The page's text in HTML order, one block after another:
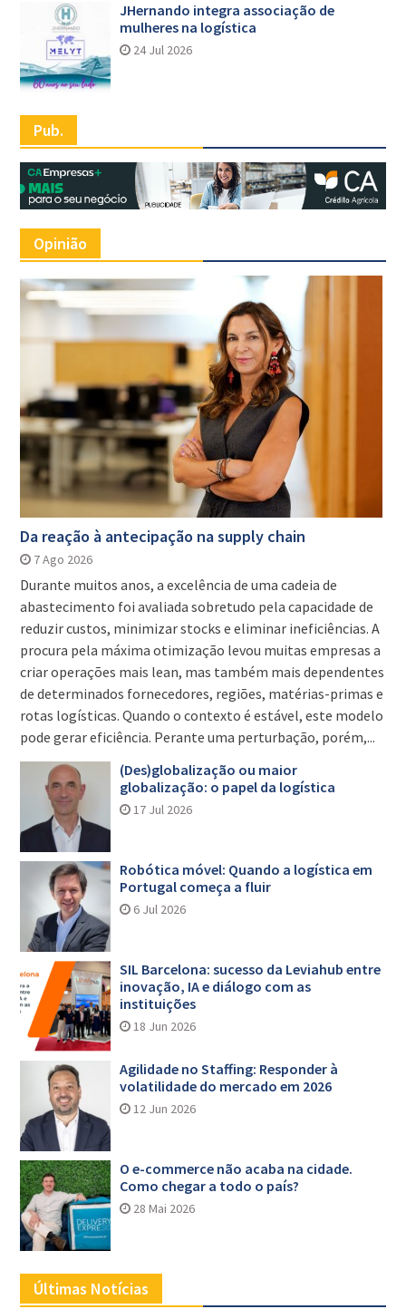
JHernando integra associação de
mulheres na logística
24 Jul 2026
Pub.
Opinião
Da reação à antecipação na supply chain
7 Ago 2026
Durante muitos anos, a excelência de uma cadeia de
abastecimento foi avaliada sobretudo pela capacidade de
reduzir custos, minimizar stocks e eliminar ineficiências. A
procura pela máxima otimização levou muitas empresas a
criar operações mais lean, mas também mais dependentes
de determinados fornecedores, regiões, matérias-primas e
rotas logísticas. Quando o contexto é estável, este modelo
pode gerar eficiência. Perante uma perturbação, porém,...
(Des)globalização ou maior
globalização: o papel da logística
17 Jul 2026
Robótica móvel: Quando a logística em
Portugal começa a fluir
6 Jul 2026
SIL Barcelona: sucesso da Leviahub entre
inovação, IA e diálogo com as
instituições
18 Jun 2026
Agilidade no Staffing: Responder à
volatilidade do mercado em 2026
12 Jun 2026
O e-commerce não acaba na cidade.
Como chegar a todo o país?
28 Mai 2026
Últimas Notícias